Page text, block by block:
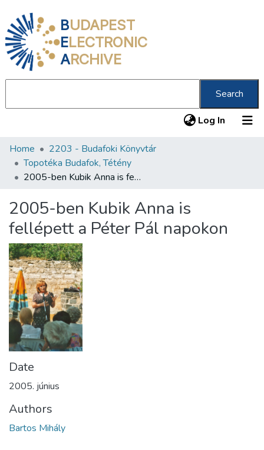
BUDAPEST
ELECTRONIC
ARCHIVE
Search
Log In (current)
Communities & Collections
All of DSpace
About us
Home
2203 - Budafoki Könyvtár
Topotéka Budafok, Tétény
2005-ben Kubik Anna is fellépett a Péter Pál napokon
2005-ben Kubik Anna is
fellépett a Péter Pál napokon
Date
2005. június
Authors
Bartos Mihály